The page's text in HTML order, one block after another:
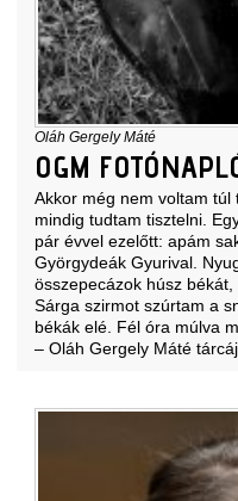
Oláh Gergely Máté
OGM
Akkor még nem voltam
mindig tudtam tisztelni.
pár évvel ezelőtt: apám
Györgydeák Gyurival.
összepecázok húsz
Sárga szirmot szúrtam a
békák elé. Fél óra múlva
– Oláh Gergely Máté